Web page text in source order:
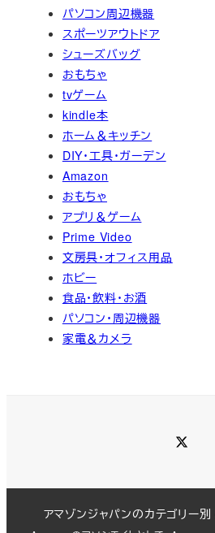
パソコン周辺機器
スポーツアウトドア
シューズバッグ
おもちゃ
tvゲーム
kindle本
ホーム＆キッチン
DIY・工具・ガーデン
Amazon
おもちゃ
アプリ＆ゲーム
Prime Video
文房具・オフィス用品
ホビー
食品・飲料・お酒
パソコン・周辺機器
家電＆カメラ
アマゾンジャパンのカテゴリー